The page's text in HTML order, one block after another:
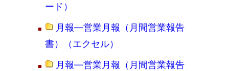
ード）
月報―営業月報（月間営業報告
書）（エクセル）
月報―営業月報（月間営業報告